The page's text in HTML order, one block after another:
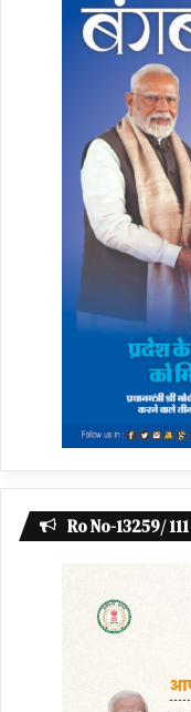
Ro No-13259/ 111